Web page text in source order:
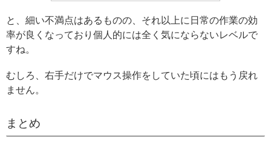
と、細い不満点はあるものの、それ以上に日常の作業の効
率が良くなっており個人的には全く気にならないレベルで
すね。
むしろ、右手だけでマウス操作をしていた頃にはもう戻れ
ません。
まとめ